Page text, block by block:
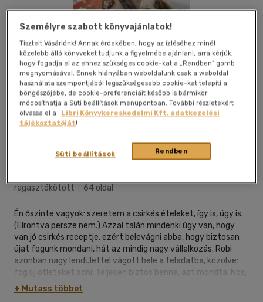
ragasztókötött
64 oldal
Én őszinte vagyok: szeretem a csirkés ételeket, így is, úgy is.
(Elrontva persze nem.) Azzal talán mindenki úgy van, hogy
van jó csirkés receptje, ezért belevágni abba, hogy biztosan
újat fogunk mondani, hát az mindig nagy vállalkozás. Robi
azonban nagy lendülettel vágott bele a feladatba, közölve:
fog új ötleteket adni. Teljesen biztos benne, azt mondta. Nos,
az eredmény a kezünkben: igazán változatos ízvilágot
kaptam én is, és kapnak Önök is, ha nekifognak.
+ Mutass többet
Személyre szabott könyvajánlatok!
Tisztelt Vásárlónk! Annak érdekében, hogy az ízléséhez minél
közelebb álló könyveket tudjunk a figyelmébe ajánlani, arra kérjük,
hogy fogadja el az ehhez szükséges cookie-kat a „Rendben” gomb
megnyomásával. Ennek hiányában weboldalunk csak a weboldal
használata szempontjából legszükségesebb cookie-kat telepíti a
böngészőjébe, de cookie-preferenciáit később is bármikor
módosíthatja a Süti beállítások menüpontban. További részletekért
olvassa el a
Libri Könyvkereskedelmi Kft. adatkezelési
tájékoztatóját!
Rendben
Süti beállítások